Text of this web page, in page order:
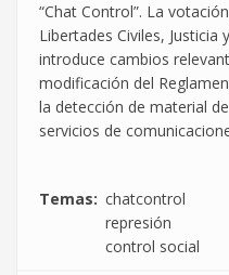
“Chat Control”. La
Libertades Civiles, Justicia
introduce cambios
modificación del
la detección de material
servicios de
Temas
chatcontrol
represión
control social